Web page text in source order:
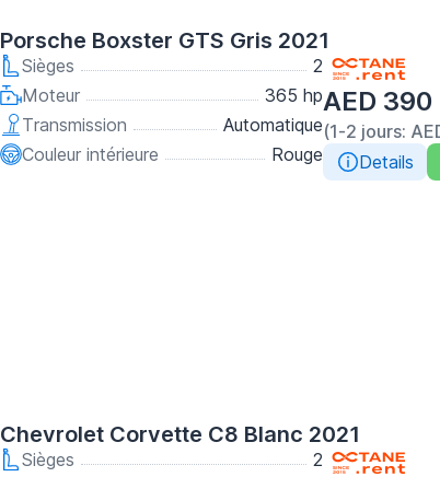
Porsche Boxster GTS Gris 2021
Sièges
2
Moteur
365 hp
Transmission
Automatique
Couleur intérieure
Rouge
AED
(1-2 jours:
Details
Chevrolet Corvette C8 Blanc 2021
Sièges
2